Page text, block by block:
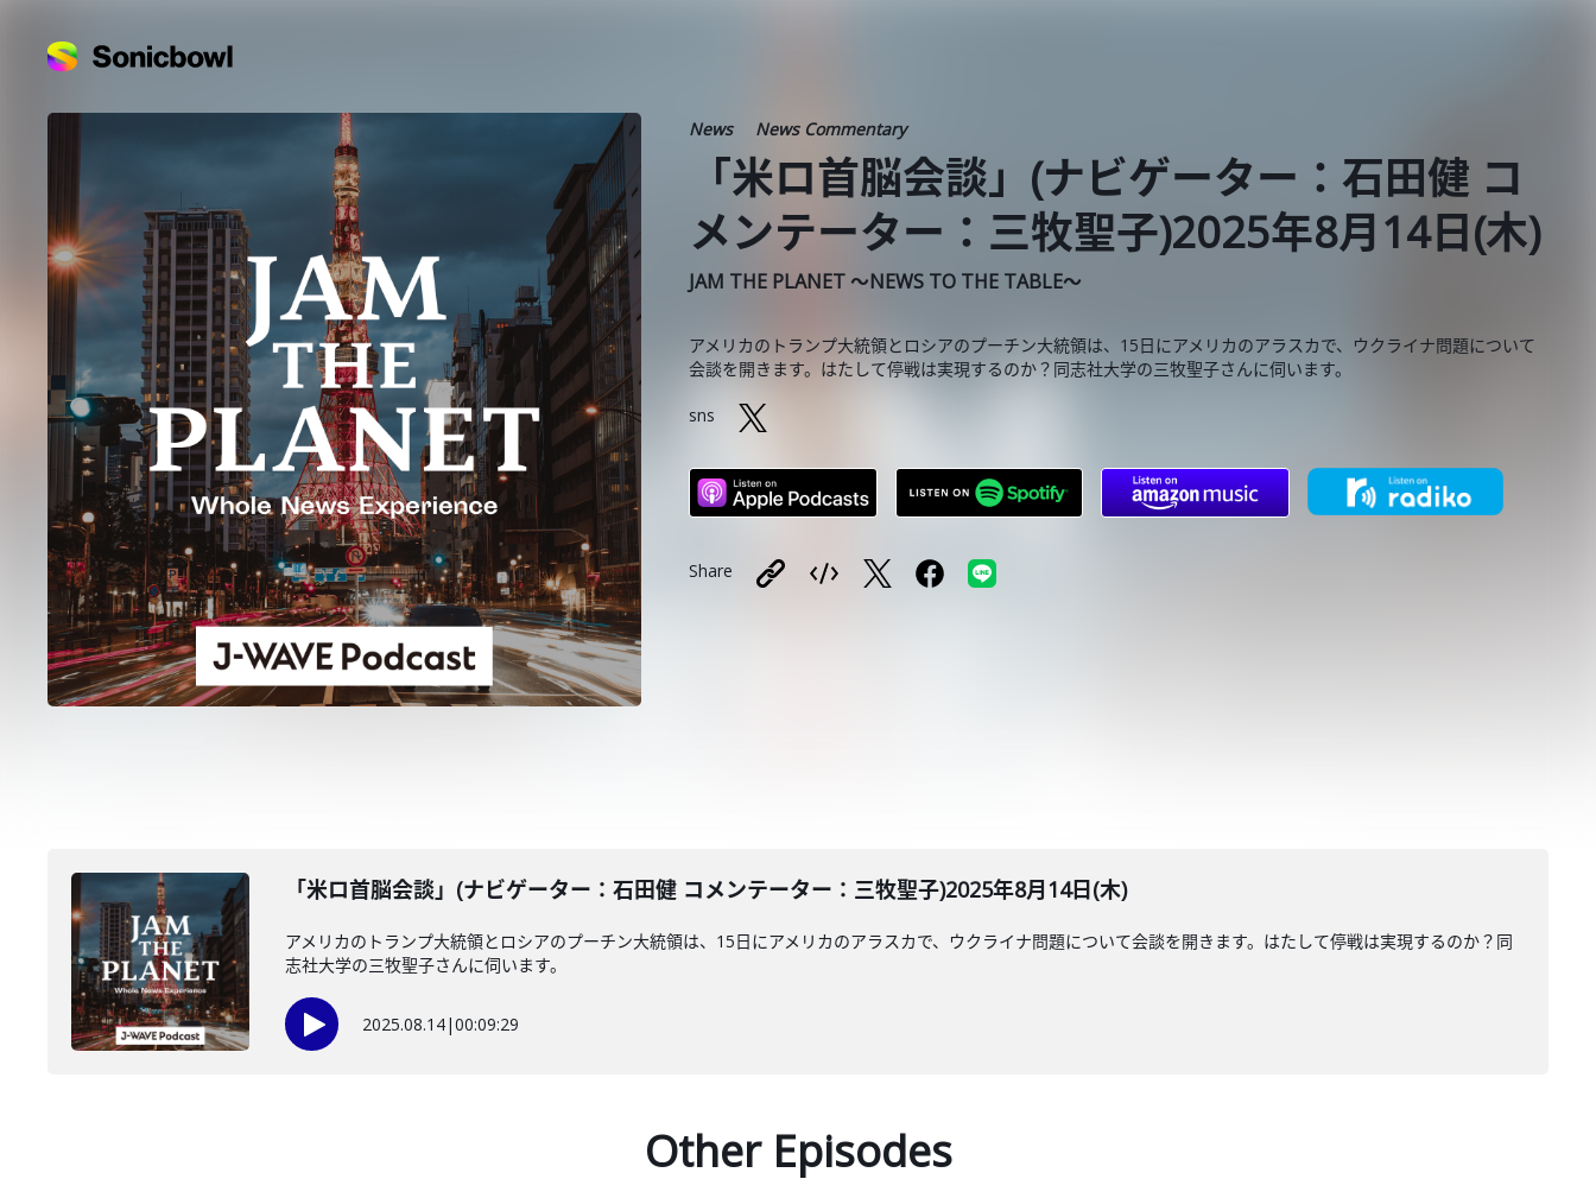
News News Commentary
「米ロ首脳会談」(ナビゲーター：石田健 コ
メンテーター：三牧聖子)2025年8月14日(木)
JAM THE PLANET ～NEWS TO THE TABLE～
アメリカのトランプ大統領とロシアのプーチン大統領は、15日にアメリカのアラスカで、ウクライナ問題について
会談を開きます。はたして停戦は実現するのか？同志社大学の三牧聖子さんに伺います。
sns
Share
「米ロ首脳会談」(ナビゲーター：石田健 コメンテーター：三牧聖子)2025年8月14日(木)
アメリカのトランプ大統領とロシアのプーチン大統領は、15日にアメリカのアラスカで、ウクライナ問題について会談を開きます。はたして停戦は実現するのか？同
志社大学の三牧聖子さんに伺います。
2025.08.14|00:09:29
Other Episodes